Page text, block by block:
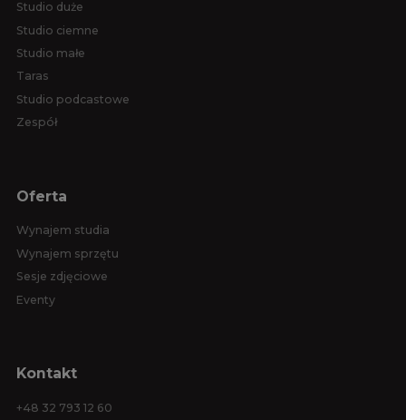
Studio duże
Studio ciemne
Studio małe
Taras
Studio podcastowe
Zespół
Oferta
Wynajem studia
Wynajem sprzętu
Sesje zdjęciowe
Eventy
Kontakt
+48 32 793 12 60